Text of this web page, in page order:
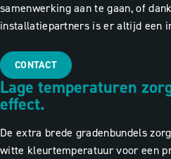
samenwerking aan te gaan, of
installatiepartners is er altijd een
CONTACT
Lage temperaturen
effect.
De extra brede gradenbundels
witte kleurtemperatuur voor een